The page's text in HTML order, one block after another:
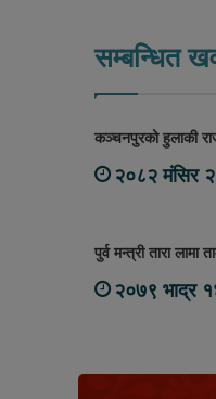
सम्बन्धित
कञ्चनपुरको हुलाकी
२०८२ मंसिर
पुर्व मन्त्री तारा लामा
२०७९ भाद्र